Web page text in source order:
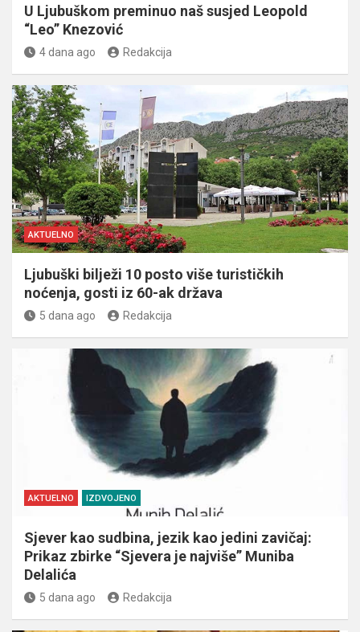
U Ljubuškom preminuo naš susjed Leopold
“Leo” Knezović
4 dana ago Redakcija
AKTUELNO
Ljubuški bilježi 10 posto više turističkih
noćenja, gosti iz 60-ak država
5 dana ago Redakcija
AKTUELNO IZDVOJENO
Sjever kao sudbina, jezik kao jedini zavičaj:
Prikaz zbirke “Sjevera je najviše” Muniba
Delalića
5 dana ago Redakcija